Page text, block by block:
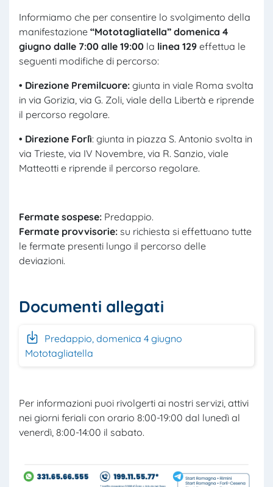
Informiamo che per consentire lo svolgimento della
manifestazione “Mototagliatella” domenica 4
giugno dalle 7:00 alle 19:00 la linea 129 effettua le
seguenti modifiche di percorso:
• Direzione Premilcuore: giunta in viale Roma svolta
in via Gorizia, via G. Zoli, viale della Libertà e riprende
il percorso regolare.
• Direzione Forlì: giunta in piazza S. Antonio svolta in
via Trieste, via IV Novembre, via R. Sanzio, viale
Matteotti e riprende il percorso regolare.
Fermate sospese: Predappio.
Fermate provvisorie: su richiesta si effettuano tutte
le fermate presenti lungo il percorso delle
deviazioni.
Documenti allegati
Predappio, domenica 4 giugno
Mototagliatella
Per informazioni puoi rivolgerti ai nostri servizi, attivi
nei giorni feriali con orario 8:00-19:00 dal lunedì al
venerdì, 8:00-14:00 il sabato.